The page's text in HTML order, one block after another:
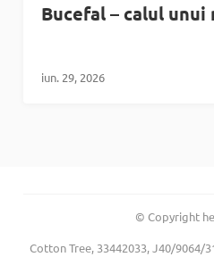
Bucefal – calul unui
iun. 29, 2026
© Copyright
Cotton Tree, 33442033, J40/9064/